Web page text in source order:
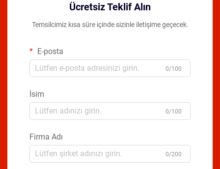
Ücretsiz Teklif Alın
Temsilcimiz kısa süre içinde sizinle iletişime geçecek.
E-posta
0/100
İsim
0/100
Firma Adı
0/200